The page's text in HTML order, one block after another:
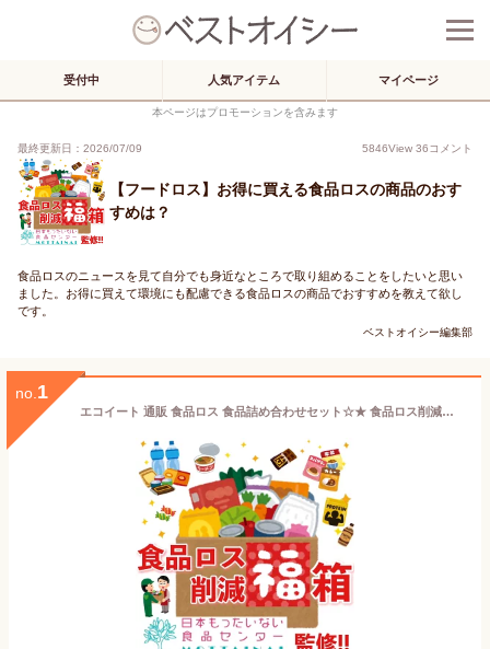
受付中 人気アイテム マイページ
本ページはプロモーションを含みます
最終更新日：2026/07/09 5846View 36コメント
【フードロス】お得に買える食品ロスの商品のおす
すめは？
食品ロスのニュースを見て自分でも身近なところで取り組めることをしたいと思い
ました。お得に買えて環境にも配慮できる食品ロスの商品でおすすめを教えて欲し
です。
ベストオイシー編集部
no. 1
エコイート 通販 食品ロス 食品詰め合わせセット☆★ 食品ロス削減活動 訳有食品 非常食 防災食品 惣菜パウチ お菓子 ジュース お茶 訳有商品 アルファ米 福袋 お得 食品 飲料 水 賞味期限切れ 賞味期限間近 ecoeat NPO法人日本もったいない食品センター